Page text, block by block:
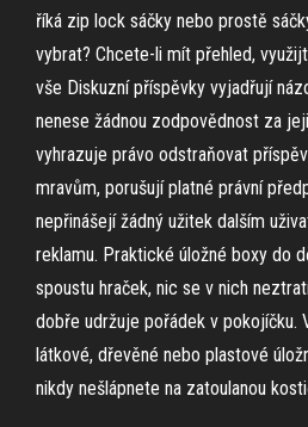
říká zip lock sáčky nebo prostě
vybrat? Chcete-li mít přehled,
vše Diskuzní příspěvky vyjadřují
nenese žádnou zodpovědnost za
vyhrazuje právo odstraňovat
mravům, porušují platné právní
nepřinášejí žádný užitek dalším
reklamu. Praktické úložné boxy do
spoustu hraček, nic se v nich
dobře udržuje pořádek v pokojíčku.
látkové, dřevěné nebo plastové
nikdy nešlápnete na zatoulanou